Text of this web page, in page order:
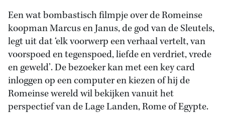
Een wat bombastisch filmpje over de Romeinse
koopman Marcus en Janus, de god van de Sleutels,
legt uit dat ‘elk voorwerp een verhaal vertelt, van
voorspoed en tegenspoed, liefde en verdriet, vrede
en geweld’. De bezoeker kan met een key card
inloggen op een computer en kiezen of hij de
Romeinse wereld wil bekijken vanuit het
perspectief van de Lage Landen, Rome of Egypte.